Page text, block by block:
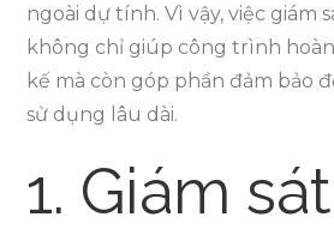
ngoài dự tính. Vì vậy, việc giám
không chỉ giúp công trình
kế mà còn góp phần đảm bảo
sử dụng lâu dài.
1. Giám